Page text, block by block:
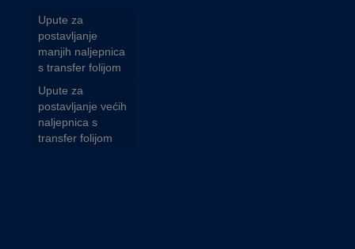
Upute za
postavljanje
manjih naljepnica
s transfer folijom
Upute za
postavljanje većih
naljepnica s
transfer folijom